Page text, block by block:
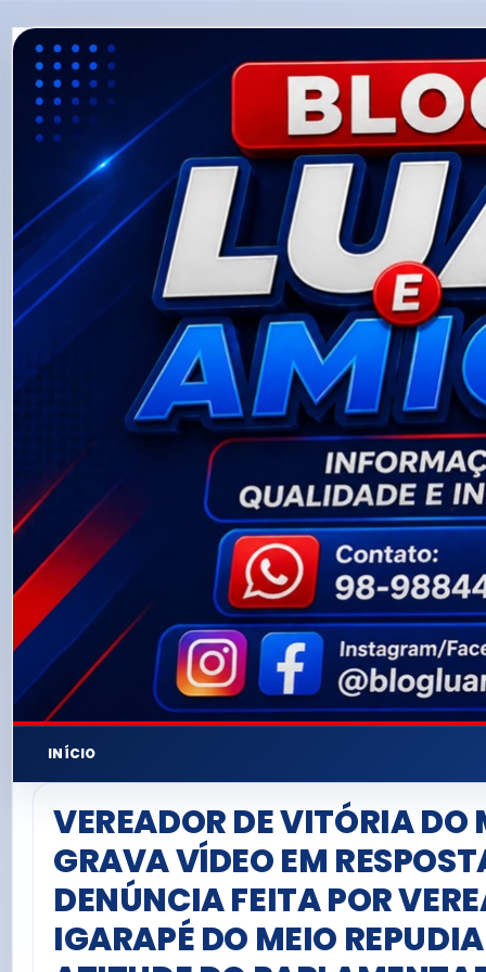
INÍCIO
VEREADOR DE VITÓRIA DO
GRAVA VÍDEO EM
DENÚNCIA FEITA POR
IGARAPÉ DO MEIO